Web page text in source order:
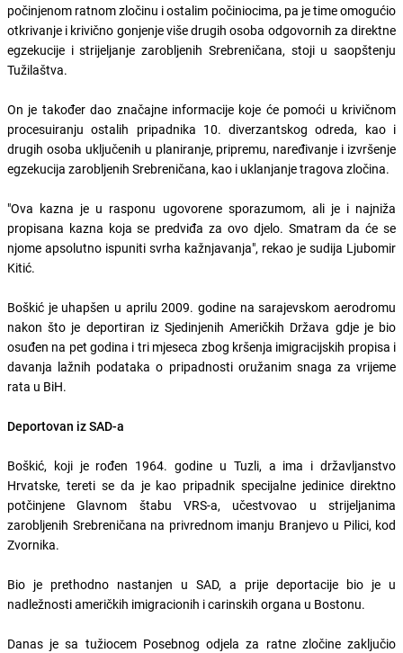
počinjenom ratnom zločinu i ostalim počiniocima, pa je time omogućio
otkrivanje i krivično gonjenje više drugih osoba odgovornih za direktne
egzekucije i strijeljanje zarobljenih Srebreničana, stoji u saopštenju
Tužilaštva.
On je također dao značajne informacije koje će pomoći u krivičnom
procesuiranju ostalih pripadnika 10. diverzantskog odreda, kao i
drugih osoba uključenih u planiranje, pripremu, naređivanje i izvršenje
egzekucija zarobljenih Srebreničana, kao i uklanjanje tragova zločina.
"Ova kazna je u rasponu ugovorene sporazumom, ali je i najniža
propisana kazna koja se predviđa za ovo djelo. Smatram da će se
njome apsolutno ispuniti svrha kažnjavanja", rekao je sudija Ljubomir
Kitić.
Boškić je uhapšen u aprilu 2009. godine na sarajevskom aerodromu
nakon što je deportiran iz Sjedinjenih Američkih Država gdje je bio
osuđen na pet godina i tri mjeseca zbog kršenja imigracijskih propisa i
davanja lažnih podataka o pripadnosti oružanim snaga za vrijeme
rata u BiH.
Deportovan iz SAD-a
Boškić, koji je rođen 1964. godine u Tuzli, a ima i državljanstvo
Hrvatske, tereti se da je kao pripadnik specijalne jedinice direktno
potčinjene Glavnom štabu VRS-a, učestvovao u strijeljanima
zarobljenih Srebreničana na privrednom imanju Branjevo u Pilici, kod
Zvornika.
Bio je prethodno nastanjen u SAD, a prije deportacije bio je u
nadležnosti američkih imigracionih i carinskih organa u Bostonu.
Danas je sa tužiocem Posebnog odjela za ratne zločine zaključio